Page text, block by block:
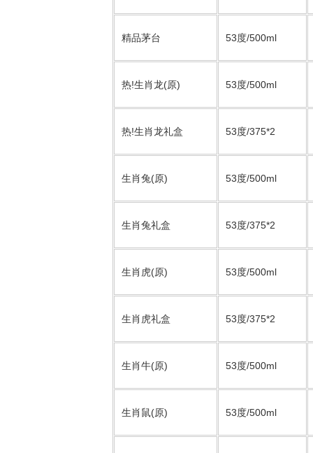
精品茅台 53度/500ml
热!生肖龙(原) 53度/500ml
热!生肖龙礼盒 53度/375*2
生肖兔(原) 53度/500ml
生肖兔礼盒 53度/375*2
生肖虎(原) 53度/500ml
生肖虎礼盒 53度/375*2
生肖牛(原) 53度/500ml
生肖鼠(原) 53度/500ml